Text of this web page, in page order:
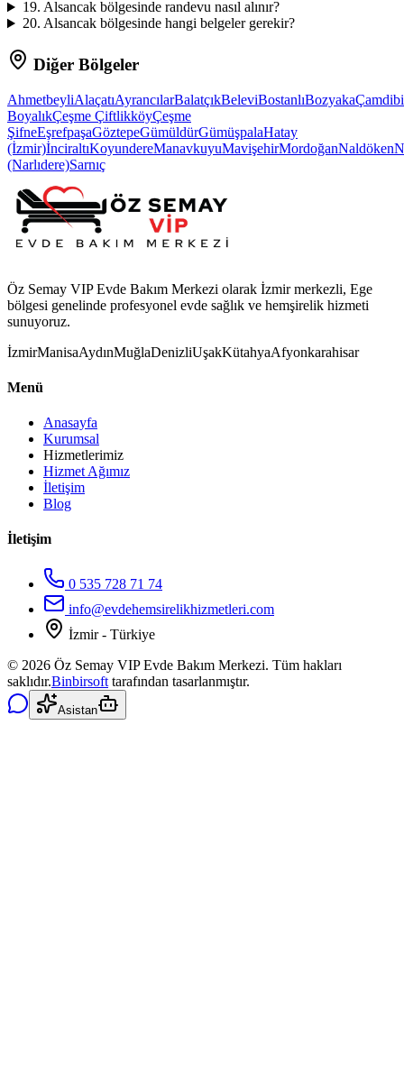
19. Alsancak bölgesinde randevu nasıl alınır?
20. Alsancak bölgesinde hangi belgeler gerekir?
Diğer Bölgeler
AhmetbeyliAlaçatıAyrancılarBalatçıkBeleviBostanlıBozyakaÇamdibi
BoyalıkÇeşme ÇiftlikköyÇeşme
ŞifneEşrefpaşaGöztepeGümüldürGümüşpalaHatay
(İzmir)İnciraltıKoyundereManavkuyuMavişehirMordoğanNaldöken
(Narlıdere)Sarnıç
Öz Semay VIP Evde Bakım Merkezi olarak İzmir merkezli, Ege
bölgesi genelinde profesyonel evde sağlık ve hemşirelik hizmeti
sunuyoruz.
İzmirManisaAydınMuğlaDenizliUşakKütahyaAfyonkarahisar
Menü
Anasayfa
Kurumsal
Hizmetlerimiz
Hizmet Ağımız
İletişim
Blog
İletişim
0 535 728 71 74
info@evdehemsirelikhizmetleri.com
İzmir - Türkiye
© 2026 Öz Semay VIP Evde Bakım Merkezi. Tüm hakları
saklıdır.Binbirsoft tarafından tasarlanmıştır.
Asistan